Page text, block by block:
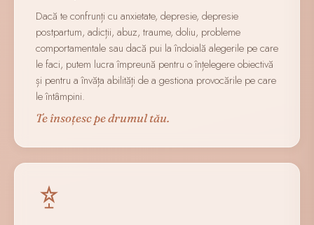
Dacă te confrunți cu anxietate, depresie, depresie
postpartum, adicții, abuz, traume, doliu, probleme
comportamentale sau dacă pui la îndoială alegerile pe care
le faci, putem lucra împreună pentru o înțelegere obiectivă
și pentru a învăța abilități de a gestiona provocările pe care
le întâmpini.
Te însoțesc pe drumul tău.